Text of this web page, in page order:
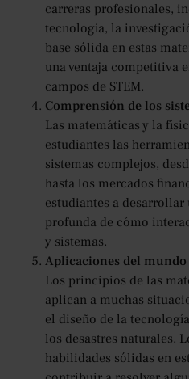
carreras profesionales,
tecnología, la
base sólida en estas
una ventaja competitiva
campos de STEM.
Comprensión de los
Las matemáticas y la
estudiantes las
sistemas complejos,
hasta los mercados
estudiantes a
profunda de cómo
y sistemas.
Aplicaciones del mundo
Los principios de las
aplican a muchas
el diseño de la
los desastres naturales.
habilidades sólidas en